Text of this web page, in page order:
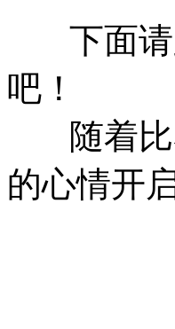
下面请
吧！
随着比
的心情开